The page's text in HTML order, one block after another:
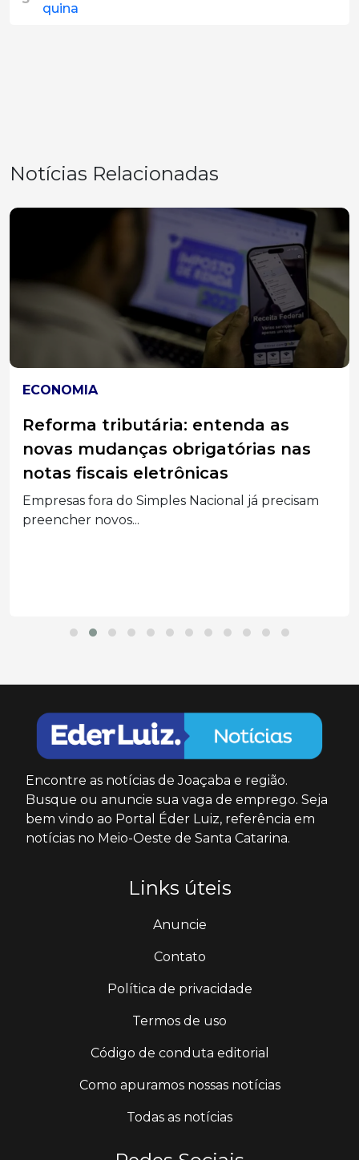
quina
Notícias Relacionadas
ECONOMIA
Reforma tributária: entenda as
novas mudanças obrigatórias nas
notas fiscais eletrônicas
Empresas fora do Simples Nacional já precisam
preencher novos...
Encontre as notícias de Joaçaba e região.
Busque ou anuncie sua vaga de emprego. Seja
bem vindo ao Portal Éder Luiz, referência em
notícias no Meio-Oeste de Santa Catarina.
Links úteis
Anuncie
Contato
Política de privacidade
Termos de uso
Código de conduta editorial
Como apuramos nossas notícias
Todas as notícias